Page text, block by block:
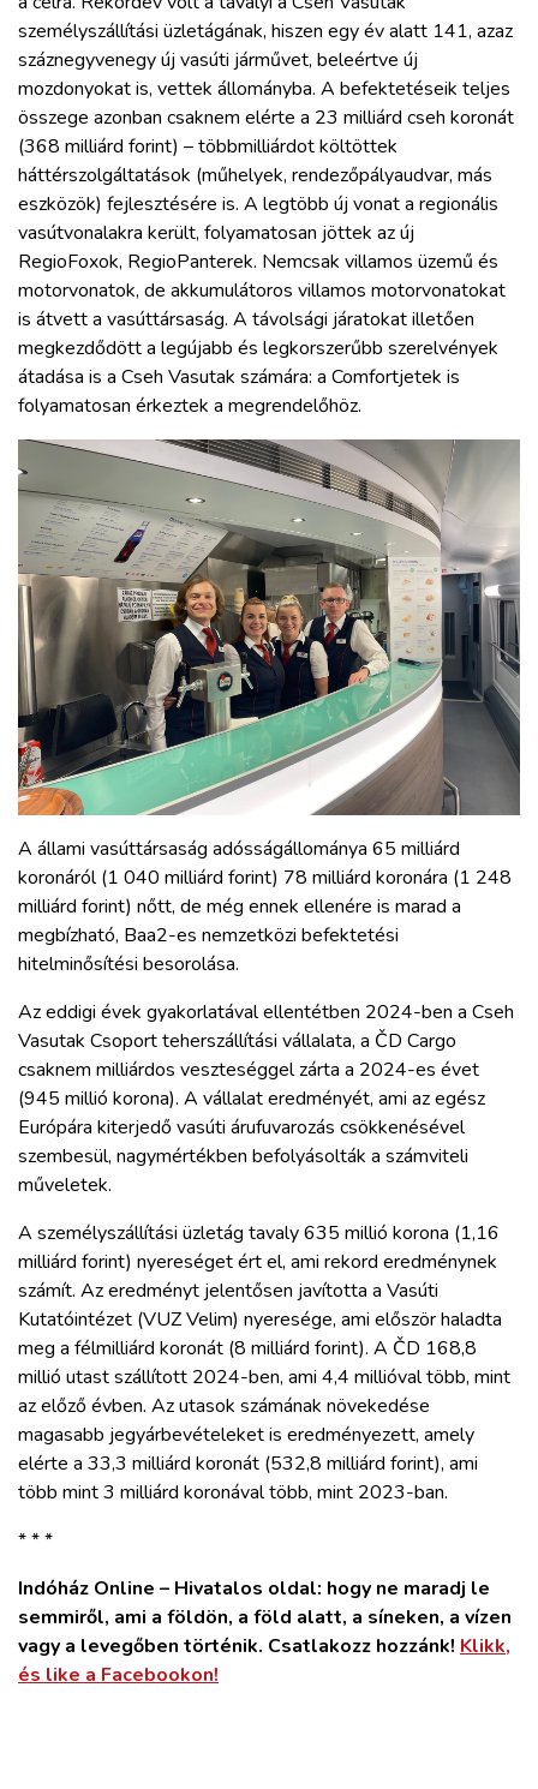
személyszállítási üzletágának, hiszen egy év alatt 141, azaz
száznegyvenegy új vasúti járművet, beleértve új
mozdonyokat is, vettek állományba. A befektetéseik teljes
összege azonban csaknem elérte a 23 milliárd cseh koronát
(368 milliárd forint) – többmilliárdot költöttek
háttérszolgáltatások (műhelyek, rendezőpályaudvar, más
eszközök) fejlesztésére is. A legtöbb új vonat a regionális
vasútvonalakra került, folyamatosan jöttek az új
RegioFoxok, RegioPanterek. Nemcsak villamos üzemű és
motorvonatok, de akkumulátoros villamos motorvonatokat
is átvett a vasúttársaság. A távolsági járatokat illetően
megkezdődött a legújabb és legkorszerűbb szerelvények
átadása is a Cseh Vasutak számára: a Comfortjetek is
folyamatosan érkeztek a megrendelőhöz.
A állami vasúttársaság adósságállománya 65 milliárd
koronáról (1 040 milliárd forint) 78 milliárd koronára (1 248
milliárd forint) nőtt, de még ennek ellenére is marad a
megbízható, Baa2-es nemzetközi befektetési
hitelminősítési besorolása.
Az eddigi évek gyakorlatával ellentétben 2024-ben a Cseh
Vasutak Csoport teherszállítási vállalata, a ČD Cargo
csaknem milliárdos veszteséggel zárta a 2024-es évet
(945 millió korona). A vállalat eredményét, ami az egész
Európára kiterjedő vasúti árufuvarozás csökkenésével
szembesül, nagymértékben befolyásolták a számviteli
műveletek.
A személyszállítási üzletág tavaly 635 millió korona (1,16
milliárd forint) nyereséget ért el, ami rekord eredménynek
számít. Az eredményt jelentősen javította a Vasúti
Kutatóintézet (VUZ Velim) nyeresége, ami először haladta
meg a félmilliárd koronát (8 milliárd forint). A ČD 168,8
millió utast szállított 2024-ben, ami 4,4 millióval több, mint
az előző évben. Az utasok számának növekedése
magasabb jegyárbevételeket is eredményezett, amely
elérte a 33,3 milliárd koronát (532,8 milliárd forint), ami
több mint 3 milliárd koronával több, mint 2023-ban.
* * *
Indóház Online – Hivatalos oldal: hogy ne maradj le
semmiről, ami a földön, a föld alatt, a síneken, a vízen
vagy a levegőben történik. Csatlakozz hozzánk! Klikk,
és like a Facebookon!